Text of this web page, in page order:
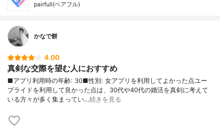
pairfull(ペアフル)
かなで餅
4.00
真剣な交際を望む人におすすめ
■アプリ利用時の年齢: 30■性別: 女アプリを利用してよかった点ユー
ブライドを利用して良かった点は、30代や40代の婚活を真剣に考えて
いる方々が多く集まってい…続きを見る